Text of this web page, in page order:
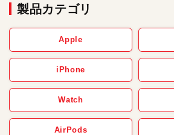
製品カテゴリ
Apple
iPhone
Watch
AirPods